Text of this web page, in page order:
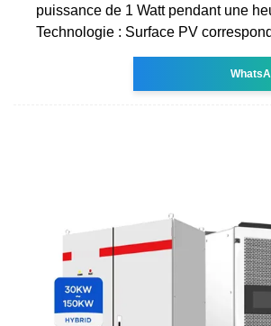
puissance de 1 Watt pendant une
Technologie : Surface PV